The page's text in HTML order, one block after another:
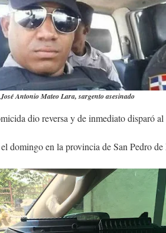
José Antonio Mateo Lara, sargento asesinado
dio reversa y de inmediato disparó al
domingo en la provincia de San Pedro